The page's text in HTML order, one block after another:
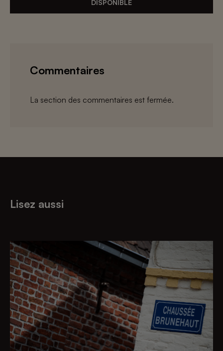
DISPONIBLE
Commentaires
La section des commentaires est fermée.
Lisez aussi